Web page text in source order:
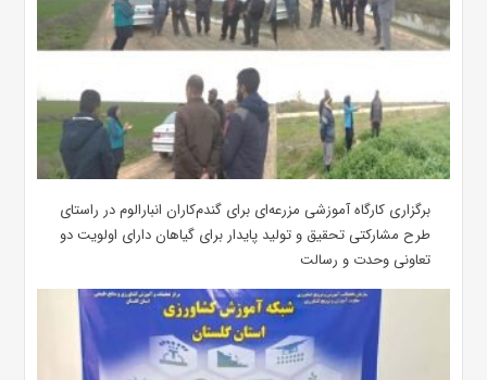
برگزاری کارگاه آموزشی مزرعه‌ای برای گندم‌کاران انبارالوم در راستای
طرح مشارکتی تحقیق و تولید پایدار برای گیاهان دارای اولویت دو
تعاونی وحدت و رسالت